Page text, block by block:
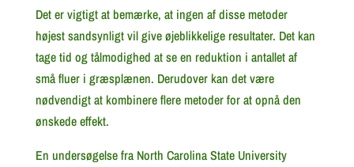
Det er vigtigt at bemærke, at ingen af disse metoder
højest sandsynligt vil give øjeblikkelige resultater. Det kan
tage tid og tålmodighed at se en reduktion i antallet af
små fluer i græsplænen. Derudover kan det være
nødvendigt at kombinere flere metoder for at opnå den
ønskede effekt.
En undersøgelse fra North Carolina State University